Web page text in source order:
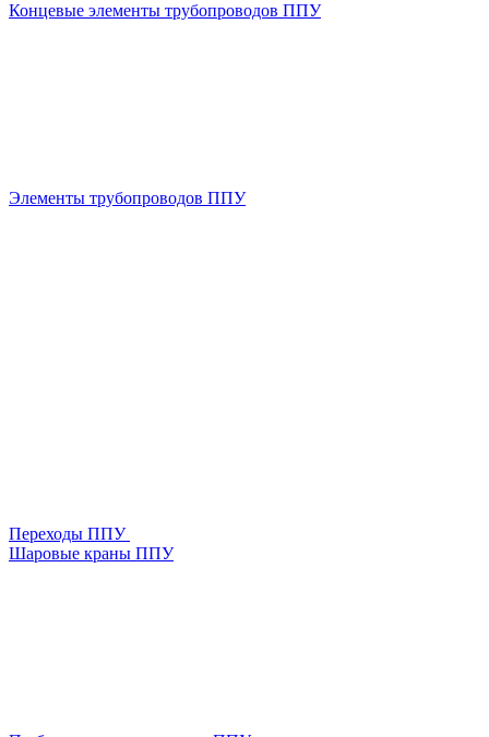
Концевые элементы трубопроводов ППУ
Элементы трубопроводов ППУ
Переходы ППУ
Шаровые краны ППУ